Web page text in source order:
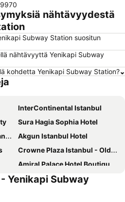
nähtävyydestä
Subway Station suositun
nähtävyyttä Yenikapi Subway
kohdetta Yenikapi Subway Station?
InterContinental Istanbul
Sura Hagia Sophia Hotel
Akgun Istanbul Hotel
Crowne Plaza Istanbul - Old City by IHG
Amiral Palace Hotel Boutique Class
Daru Sultan Hotels Galata
Yenikapi Subway